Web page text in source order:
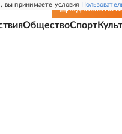
вы принимаете условия
ПОДПИСКА НА
ОбществоСпорт